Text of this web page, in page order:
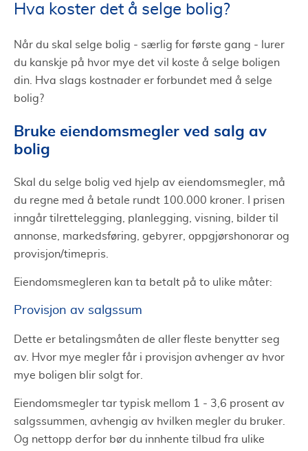
Hva koster det å selge bolig?
Når du skal selge bolig - særlig for første gang - lurer
du kanskje på hvor mye det vil koste å selge boligen
din. Hva slags kostnader er forbundet med å selge
bolig?
Bruke eiendomsmegler ved salg av
bolig
Skal du selge bolig ved hjelp av eiendomsmegler, må
du regne med å betale rundt 100.000 kroner. I prisen
inngår tilrettelegging, planlegging, visning, bilder til
annonse, markedsføring, gebyrer, oppgjørshonorar og
provisjon/timepris.
Eiendomsmegleren kan ta betalt på to ulike måter:
Provisjon av salgssum
Dette er betalingsmåten de aller fleste benytter seg
av. Hvor mye megler får i provisjon avhenger av hvor
mye boligen blir solgt for.
Eiendomsmegler tar typisk mellom 1 - 3,6 prosent av
salgssummen, avhengig av hvilken megler du bruker.
Og nettopp derfor bør du innhente tilbud fra ulike